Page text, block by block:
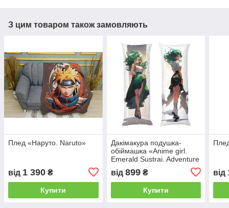
З цим товаром також замовляють
Плед «Наруто. Naruto»
від 1 390 ₴
Купити
Дакімакура подушка-
обіймашка «Anime girl.
Emerald Sustrai. Adventure
від 899₴
Купити
від